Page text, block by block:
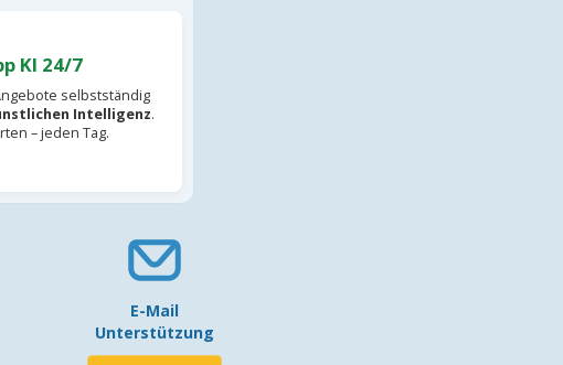
KI 24/7
selbstständig
Intelligenz.
– jeden Tag.
E-Mail
Unterstützung